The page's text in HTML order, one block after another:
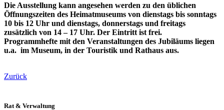
Die Ausstellung kann angesehen werden zu den üblichen
Öffnungszeiten des Heimatmuseums von dienstags bis sonntags
10 bis 12 Uhr und dienstags, donnerstags und freitags
zusätzlich von 14 – 17 Uhr. Der Eintritt ist frei.
Programmhefte mit den Veranstaltungen des Jubiläums liegen
u.a. im Museum, in der Touristik und Rathaus aus.
Zurück
Rat & Verwaltung